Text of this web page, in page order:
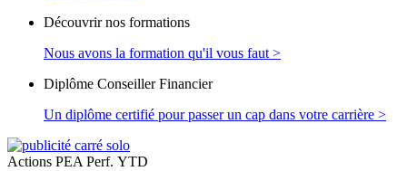
Découvrir nos formations
Nous avons la formation qu'il vous faut >
Diplôme Conseiller Financier
Un diplôme certifié pour passer un cap dans votre carrière >
Actions PEA Perf. YTD